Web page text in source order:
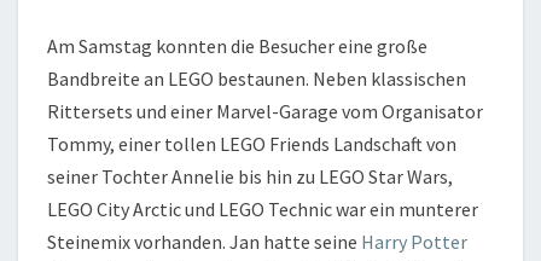
Am Samstag konnten die Besucher eine große
Bandbreite an LEGO bestaunen. Neben klassischen
Rittersets und einer Marvel-Garage vom Organisator
Tommy, einer tollen LEGO Friends Landschaft von
seiner Tochter Annelie bis hin zu LEGO Star Wars,
LEGO City Arctic und LEGO Technic war ein munterer
Steinemix vorhanden. Jan hatte seine Harry Potter